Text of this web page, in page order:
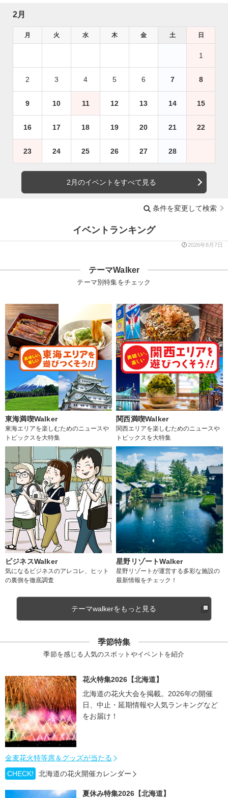
2月
月 火 水 木 金 土 日
1
2 3 4 5 6 7 8
9 10 11 12 13 14 15
16 17 18 19 20 21 22
23 24 25 26 27 28
2月のイベントをすべて見る
条件を変更して検索
イベントランキング
2026年8月7日
テーマWalker
テーマ別特集をチェック
東海満喫Walker
東海エリアを楽しむためのニュースや
トピックスを大特集
関西満喫Walker
関西エリアを楽しむためのニュースや
トピックスを大特集
ビジネスWalker
気になるビジネスのアレコレ、ヒット
の裏側を徹底調査
星野リゾートWalker
星野リゾートが運営する多彩な施設の
最新情報をチェック！
テーマwalkerをもっと見る
季節特集
季節を感じる人気のスポットやイベントを紹介
花火特集2026【北海道】
北海道の花火大会を掲載。2026年の開催
日、中止・延期情報や人気ランキングなど
をお届け！
金麦花火特等席＆グッズが当たる
CHECK!
北海道の花火開催カレンダー
夏休み特集2026【北海道】